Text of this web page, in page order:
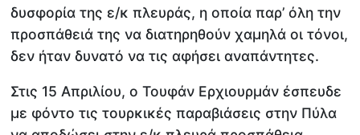
δυσφορία της ε/κ πλευράς, η οποία παρ’ όλη την
προσπάθειά της να διατηρηθούν χαμηλά οι τόνοι,
δεν ήταν δυνατό να τις αφήσει αναπάντητες.
Στις 15 Απριλίου, ο Τουφάν Ερχιουρμάν έσπευδε
με φόντο τις τουρκικές παραβιάσεις στην Πύλα